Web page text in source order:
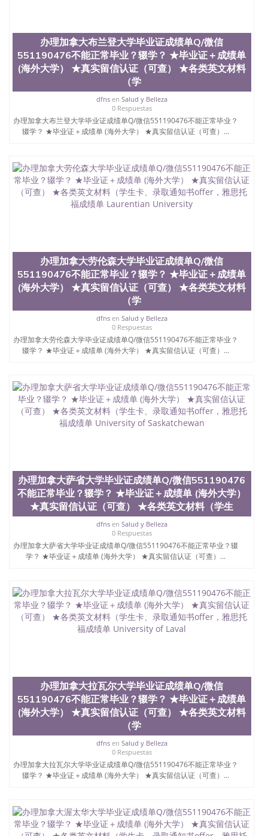
昆士兰大学学历成绩单购买学位证书/澳洲读本科硕
士做文凭/购买澳洲大学毕业证成绩单假文凭学历办
理加拿大阿尔伯塔大学毕业证成绩单Q/微信
551190476不能正常毕业？辍学？ ★毕业证＋成绩单
(海外大学） ★真实留信认证（可查） ★各类英文材
料（学生卡、录取通知书offer，雅思托福成绩单
TheUnivwesity of Alberta
办理加拿大布兰登大学毕业证成绩单Q/微信
551190476不能正常毕业？辍学？ ★毕业证＋成绩单
(海外大学） ★真实留信认证（可查） ★各类英文材料
（学
dfnsen Salud y Belleza
0 Respuestas
办理加拿大布兰登大学毕业证成绩单Q/微信551190476不能正常毕业？
辍学？ ★毕业证＋成绩单 (海外大学） ★真实留信认证（可查）...
办理加拿大劳伦森大学毕业证成绩单Q/微信
551190476不能正常毕业？辍学？ ★毕业证＋成绩单
(海外大学） ★真实留信认证（可查） ★各类英文材料
（学
dfnsen Salud y Belleza
0 Respuestas
办理加拿大劳伦森大学毕业证成绩单Q/微信551190476不能正常毕业？
辍学？ ★毕业证＋成绩单 (海外大学） ★真实留信认证（可查）...
办理加拿大萨省大学毕业证成绩单Q/微信551190476
不能正常毕业？辍学？ ★毕业证＋成绩单 (海外大学）
★真实留信认证（可查） ★各类英文材料（学生
dfnsen Salud y Belleza
0 Respuestas
办理加拿大萨省大学毕业证成绩单Q/微信551190476不能正常毕业？辍
学？ ★毕业证＋成绩单 (海外大学） ★真实留信认证（可查）...
办理加拿大拉瓦尔大学毕业证成绩单Q/微信
551190476不能正常毕业？辍学？ ★毕业证＋成绩单
(海外大学） ★真实留信认证（可查） ★各类英文材料
（学
dfnsen Salud y Belleza
0 Respuestas
办理加拿大拉瓦尔大学毕业证成绩单Q/微信551190476不能正常毕业？
辍学？ ★毕业证＋成绩单 (海外大学） ★真实留信认证（可查）...